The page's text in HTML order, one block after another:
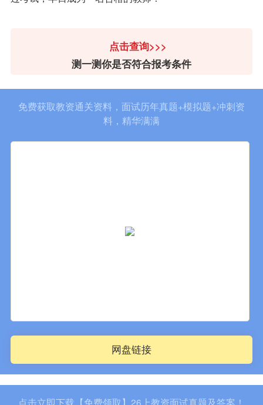
点击查询>>>
测一测你是否符合报考条件
免费获取教资通关资料，面试历年真题+模拟题+冲刺资
料，精华满满
网盘链接
点击立即下载【免费领取】26上教资面试真题及答案！